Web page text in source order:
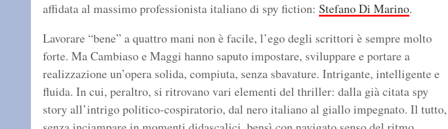
affidata al massimo professionista italiano di spy fiction: Stefano Di Marino.
Lavorare “bene” a quattro mani non è facile, l’ego degli scrittori è sempre molto
forte. Ma Cambiaso e Maggi hanno saputo impostare, sviluppare e portare a
realizzazione un’opera solida, compiuta, senza sbavature. Intrigante, intelligente e
fluida. In cui, peraltro, si ritrovano vari elementi del thriller: dalla già citata spy
story all’intrigo politico-cospiratorio, dal nero italiano al giallo impegnato. Il tutto,